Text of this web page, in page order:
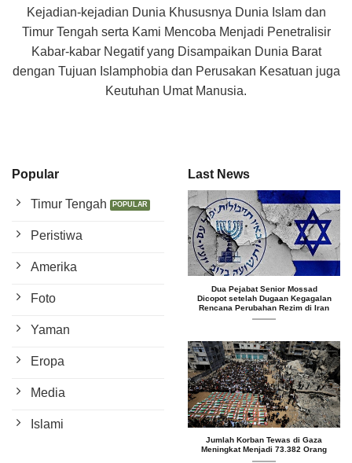
Kejadian-kejadian Dunia Khususnya Dunia Islam dan
Timur Tengah serta Kami Mencoba Menjadi Penetralisir
Kabar-kabar Negatif yang Disampaikan Dunia Barat
dengan Tujuan Islamphobia dan Perusakan Kesatuan juga
Keutuhan Umat Manusia.
Popular
Timur Tengah
Peristiwa
Amerika
Foto
Yaman
Eropa
Media
Islami
Last News
Dua Pejabat Senior Mossad
Dicopot setelah Dugaan Kegagalan
Rencana Perubahan Rezim di Iran
Jumlah Korban Tewas di Gaza
Meningkat Menjadi 73.382 Orang